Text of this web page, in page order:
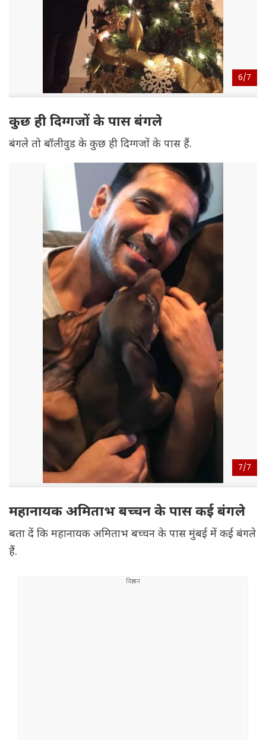
6/7
कुछ ही दिग्गजों के पास बंगले
बंगले तो बॉलीवुड के कुछ ही दिग्गजों के पास हैं.
7/7
महानायक अमिताभ बच्चन के पास कई बंगले
बता दें कि महानायक अमिताभ बच्चन के पास मुंबई में कई बंगले
हैं.